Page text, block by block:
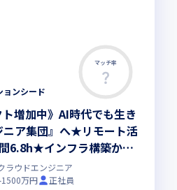
マッチ率
ョンシード
ト増加中》AI時代でも生き
ニア集団』へ★リモート活
6.8h★インフラ構築から
気通貫でキャリアを作り
の環境です！
ラウドエンジニア
万円
正社員